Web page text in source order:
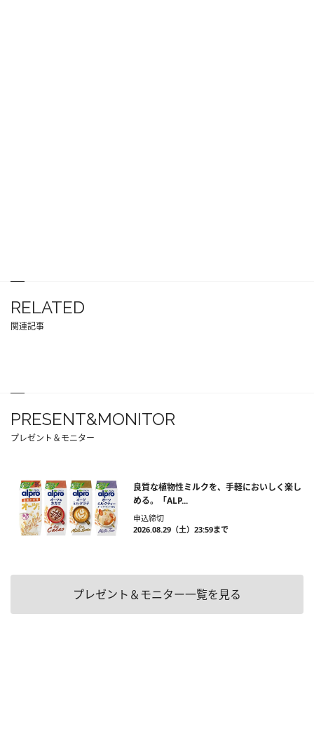
RELATED
関連記事
PRESENT&MONITOR
プレゼント＆モニター
良質な植物性ミルクを、手軽においしく楽し
める。「ALP...
申込締切
2026.08.29（土）23:59まで
プレゼント＆モニター一覧を見る